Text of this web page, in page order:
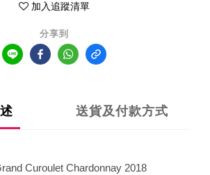
加入追蹤清單
分享到
送貨及付款方式
Curoulet Chardonnay 2018